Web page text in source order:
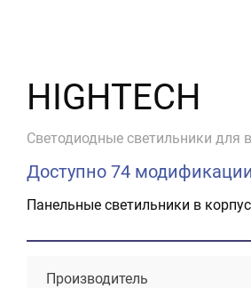
HIGHTECH
Светодиодные светильники для
Доступно 74 модификации
Панельные светильники в
Производитель